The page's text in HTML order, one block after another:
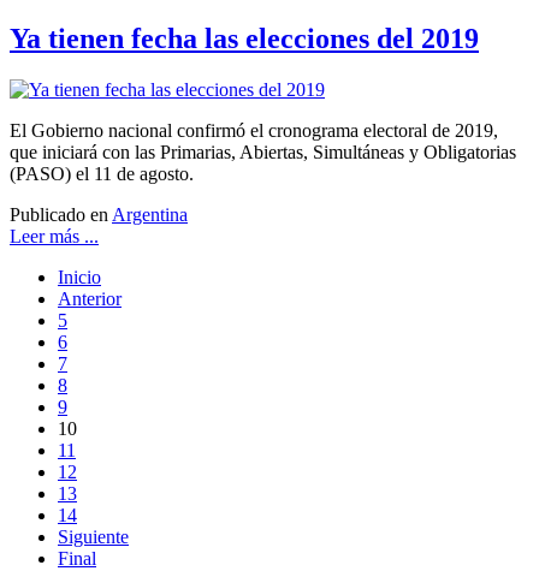
Ya tienen fecha las elecciones del 2019
El Gobierno nacional confirmó el cronograma electoral de 2019,
que iniciará con las Primarias, Abiertas, Simultáneas y Obligatorias
(PASO) el 11 de agosto.
Publicado en Argentina
Leer más ...
Inicio
Anterior
5
6
7
8
9
10
11
12
13
14
Siguiente
Final